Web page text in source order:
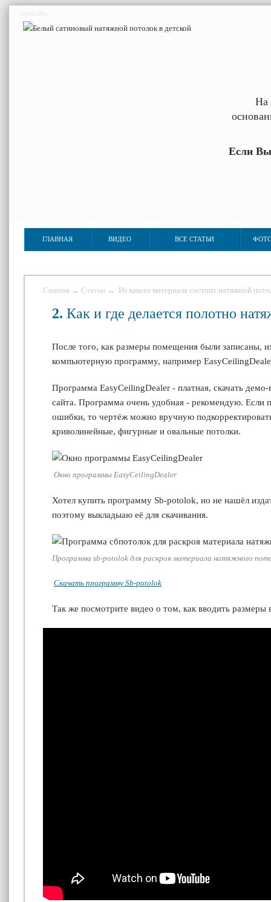
карта сайта
На
Если Вы
ГЛАВНАЯ ВИДЕО ВСЕ СТАТЬИ
Главная → Статьи → Из какого материала состоит натяжной
2. Как и где делается полотно
После того, как размеры помещения были записаны,
компьютерную программу, например
Программа EasyCeilingDealer - платная, скачать
сайта. Программа очень удобная - рекомендую. Если
ошибки, то чертёж можно вручную
криволинейные, фигурные и овальные потолки.
Окно программы EasyCeilingDealer
Хотел купить программу Sb-potolok, но не нашёл
поэтому выкладыаю её для скачивания.
Программа sb-potolok для раскроя материала натяжного
Скачать программу Sb-potolok
Так же посмотрите видео о том, как вводить